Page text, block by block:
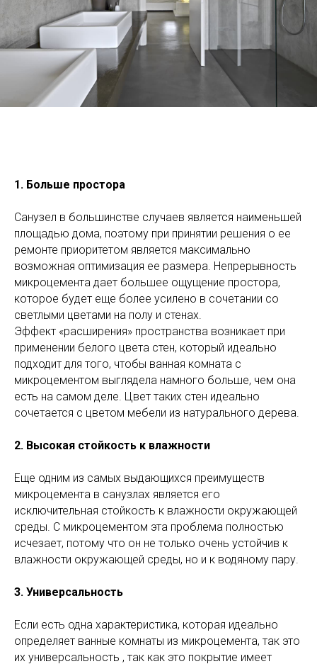
1 . Больше простора
Санузел в большинстве случаев является наименьшей
площадью дома, поэтому при принятии решения о ее
ремонте приоритетом является максимально
возможная оптимизация ее размера. Непрерывность
микроцемента дает большее ощущение простора,
которое будет еще более усилено в сочетании со
светлыми цветами на полу и стенах.
Эффект «расширения» пространства возникает при
применении белого цвета стен, который идеально
подходит для того, чтобы ванная комната с
микроцементом выглядела намного больше, чем она
есть на самом деле. Цвет таких стен идеально
сочетается с цветом мебели из натурального дерева.
2. Высокая стойкость к влажности
Еще одним из самых выдающихся преимуществ
микроцемента в санузлах является его
исключительная стойкость к влажности окружающей
среды. С микроцементом эта проблема полностью
исчезает, потому что он не только очень устойчив к
влажности окружающей среды, но и к водяному пару.
3. Универсальность
Если есть одна характеристика, которая идеально
определяет ванные комнаты из микроцемента, так это
их универсальность , так как это покрытие имеет